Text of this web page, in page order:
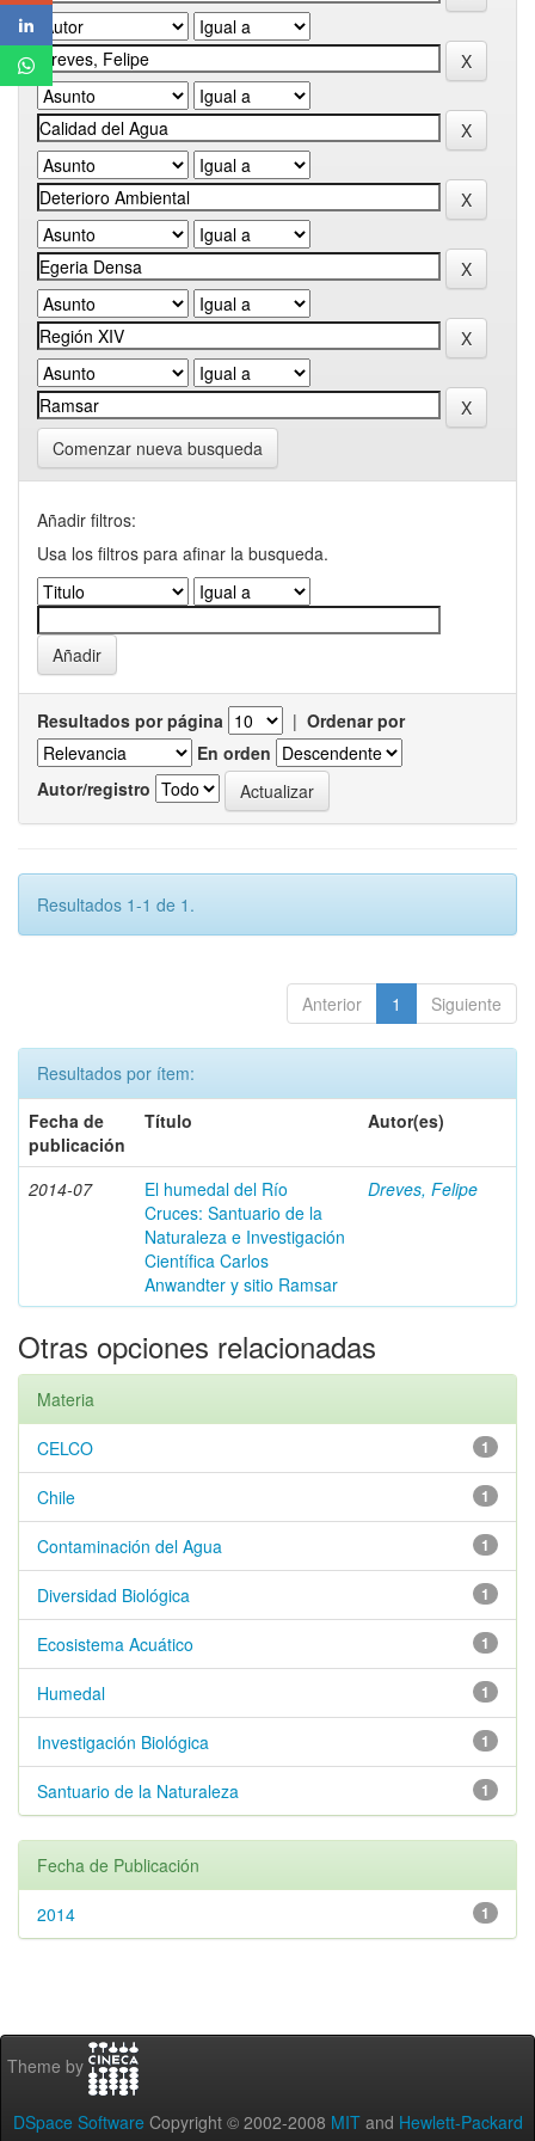
Comenzar nueva busqueda
Añadir filtros:
Usa los filtros para afinar la busqueda.
Resultados por página | Ordenar por
En orden
Autor/registro
Resultados 1-1 de 1.
Anterior 1 Siguiente
Resultados por ítem:
Fecha de
publicación
Título Autor(es)
2014-07
El humedal del Río
Cruces: Santuario de la
Naturaleza e Investigación
Científica Carlos
Anwandter y sitio Ramsar
Dreves, Felipe
Otras opciones relacionadas
Materia
1
CELCO
1
Chile
1
Contaminación del Agua
1
Diversidad Biológica
1
Ecosistema Acuático
1
Humedal
1
Investigación Biológica
1
Santuario de la Naturaleza
Fecha de Publicación
1
2014
Theme by
DSpace Software Copyright © 2002-2008 MIT and Hewlett-Packard